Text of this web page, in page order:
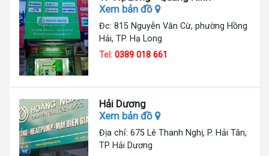
Xem bản đồ
Đc: 815 Nguyễn Văn Cừ, phường Hồng
Hải, TP. Hạ Long
Tel:0389 018 661
Hải Dương
Xem bản đồ
Địa chỉ: 675 Lê Thanh Nghị, P. Hải Tân,
TP Hải Dương